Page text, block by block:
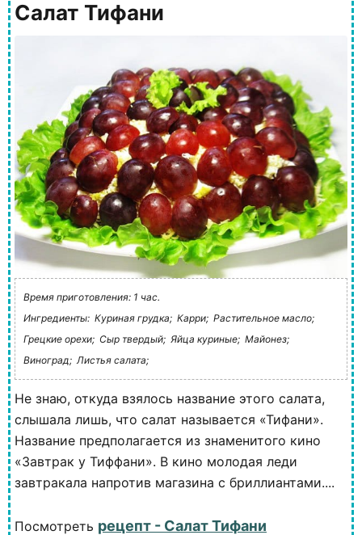
Салат Тифани
Время приготовления: 1 час.
Ингредиенты: Куриная грудка; Карри; Растительное масло;
Грецкие орехи; Сыр твердый; Яйца куриные; Майонез;
Виноград; Листья салата;
Не знаю, откуда взялось название этого салата,
слышала лишь, что салат называется «Тифани».
Название предполагается из знаменитого кино
«Завтрак у Тиффани». В кино молодая леди
завтракала напротив магазина с бриллиантами....
Посмотреть рецепт - Салат Тифани